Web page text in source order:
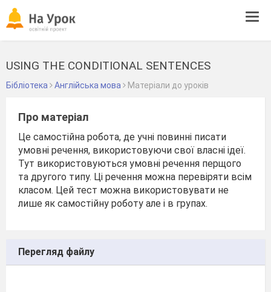
USING THE CONDITIONAL SENTENCES
Бібліотека Англійська мова Матеріали до уроків
Про матеріал
Це самостійна робота, де учні повинні писати
умовні речення, використовуючи свої власні ідеї.
Тут використовуються умовні речення перщого
та другого типу. Ці речення можна перевіряти всім
класом. Цей тест можна використовувати не
лише як самостійну роботу але і в групах.
Перегляд файлу